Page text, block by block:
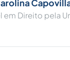
em Direito pela